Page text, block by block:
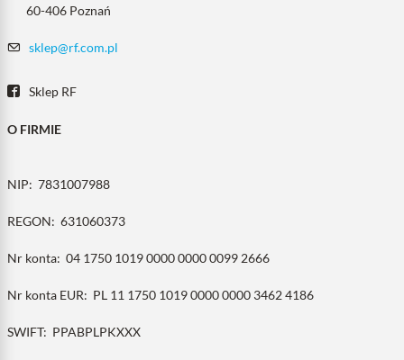
60-406 Poznań
sklep@rf.com.pl
Sklep RF
O FIRMIE
NIP: 7831007988
REGON: 631060373
Nr konta: 04 1750 1019 0000 0000 0099 2666
Nr konta EUR: PL 11 1750 1019 0000 0000 3462 4186
SWIFT: PPABPLPKXXX